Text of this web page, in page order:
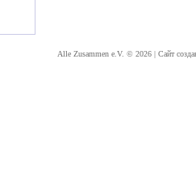
Alle Zusammen e.V. © 2026 | Сайт